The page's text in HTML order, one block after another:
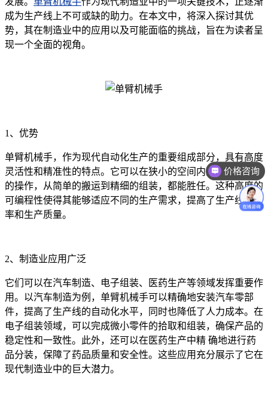
成为生产线上不可或缺的助力。在本文中，将深入探讨其优
势，其在制造业中的应用以及可能面临的挑战，旨在为读者呈
现一个全面的视角。
1、优势
单臂机械手，作为现代自动化生产的重要组成部分，具有高度
灵活性和精准性的特点。它可以在狭小的空间内完成各种复杂
的操作，从简单的搬运到精细的组装，都能胜任。这种高度的
可编程性使得其能够适应不同的生产需求，提高了生产线的效
率和生产质量。
2、制造业应用广泛
它们可以在汽车制造、电子组装、医药生产等领域发挥重要作
用。以汽车制造为例，单臂机械手可以精确地安装汽车零部
件，提高了生产线的自动化水平，同时也降低了人力成本。在
电子组装领域，可以完成微小零件的拾取和组装，确保产品的
稳定性和一致性。此外，还可以在医药生产中精 确地进行药
品分装，保障了药品质量和安全性。这些应用充分展示了它在
现代制造业中的巨大潜力。
价格咨询